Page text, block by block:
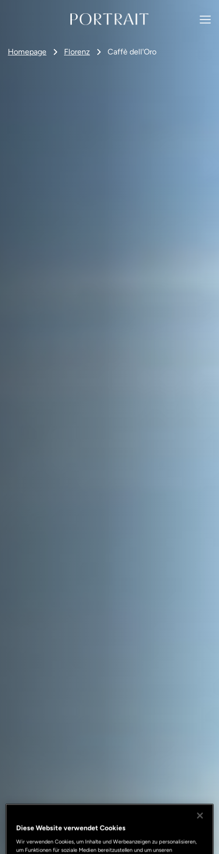
Homepage Florenz Caffè dell'Oro
Diese Website verwendet Cookies
Wir verwenden Cookies, um Inhalte und Werbeanzeigen zu personalisieren,
um Funktionen für soziale Medien bereitzustellen und um unseren